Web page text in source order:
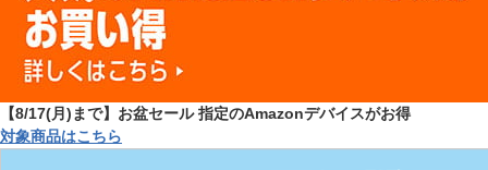
【8/17(月)まで】お盆セール 指定のAmazonデバイスがお得
対象商品はこちら